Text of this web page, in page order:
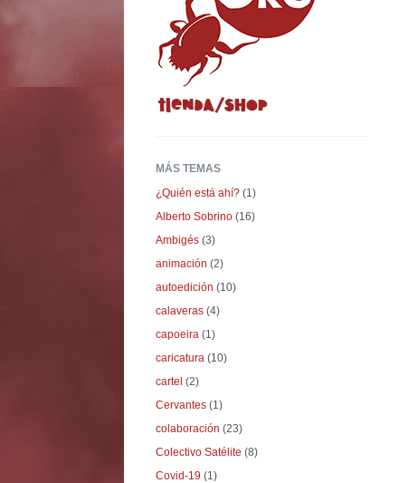
MÁS TEMAS
¿Quién está ahí? (1)
Alberto Sobrino (16)
Ambigés (3)
animación (2)
autoedición (10)
calaveras (4)
capoeira (1)
caricatura (10)
cartel (2)
Cervantes (1)
colaboración (23)
Colectivo Satélite (8)
Covid-19 (1)